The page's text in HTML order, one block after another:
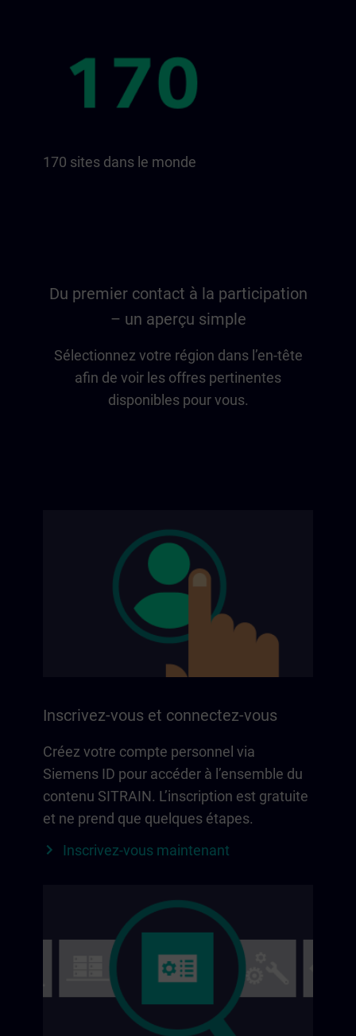
170 sites dans le monde
Du premier contact à la participation
– un aperçu simple
Sélectionnez votre région dans l’en-tête
afin de voir les offres pertinentes
disponibles pour vous.
Inscrivez-vous et connectez-vous
Créez votre compte personnel via
Siemens ID pour accéder à l’ensemble du
contenu SITRAIN. L’inscription est gratuite
et ne prend que quelques étapes.
Inscrivez-vous maintenant